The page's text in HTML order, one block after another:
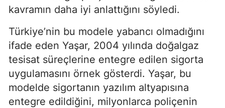
kavramın daha iyi anlattığını söyledi.
Türkiye’nin bu modele yabancı olmadığını
ifade eden Yaşar, 2004 yılında doğalgaz
tesisat süreçlerine entegre edilen sigorta
uygulamasını örnek gösterdi. Yaşar, bu
modelde sigortanın yazılım altyapısına
entegre edildiğini, milyonlarca poliçenin